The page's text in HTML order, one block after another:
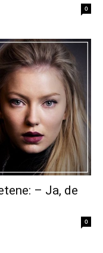
0
– Ja, de
0